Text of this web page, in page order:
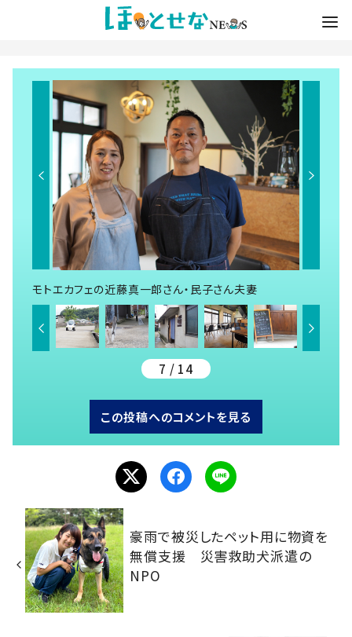
モトエカフェの近藤真一郎さん・民子さん夫妻
7 / 14
この投稿へのコメントを見る
豪雨で被災したペット用に物資を
無償支援 災害救助犬派遣の
NPO